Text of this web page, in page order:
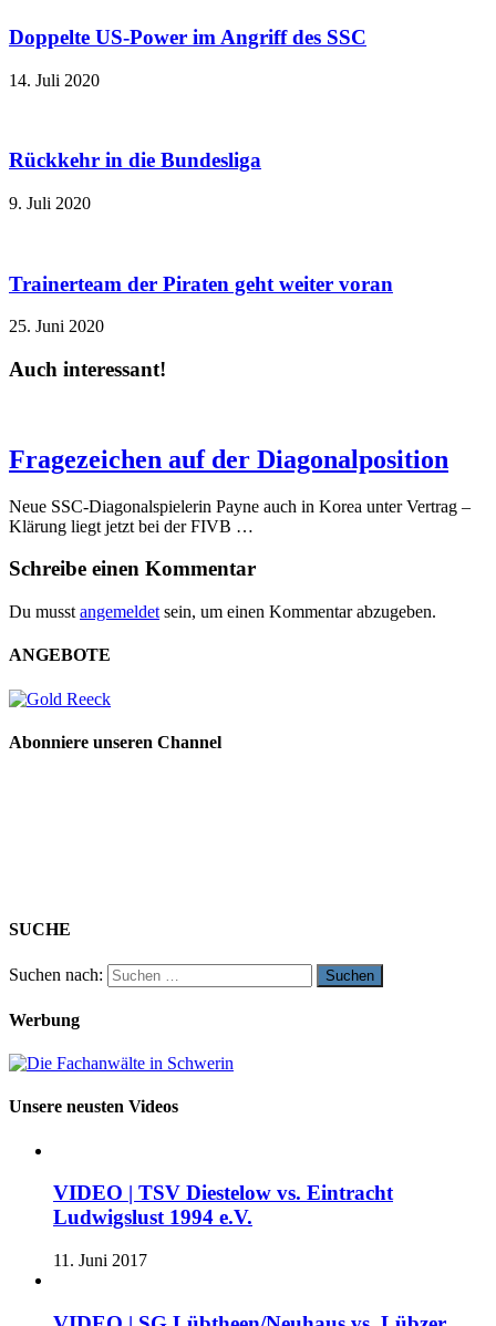
Doppelte US-Power im Angriff des SSC
14. Juli 2020
Rückkehr in die Bundesliga
9. Juli 2020
Trainerteam der Piraten geht weiter voran
25. Juni 2020
Auch interessant!
Fragezeichen auf der Diagonalposition
Neue SSC-Diagonalspielerin Payne auch in Korea unter Vertrag –
Klärung liegt jetzt bei der FIVB …
Schreibe einen Kommentar
Du musst angemeldet sein, um einen Kommentar abzugeben.
ANGEBOTE
Abonniere unseren Channel
SUCHE
Suchen nach:
Werbung
Unsere neusten Videos
VIDEO | TSV Diestelow vs. Eintracht
Ludwigslust 1994 e.V.
11. Juni 2017